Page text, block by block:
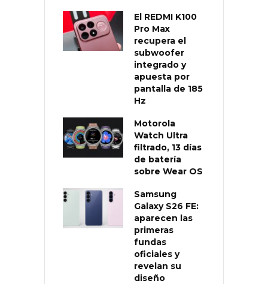
El REDMI K100
Pro Max
recupera el
subwoofer
integrado y
apuesta por
pantalla de 185
Hz
Motorola
Watch Ultra
filtrado, 13 días
de batería
sobre Wear OS
Samsung
Galaxy S26 FE:
aparecen las
primeras
fundas
oficiales y
revelan su
diseño